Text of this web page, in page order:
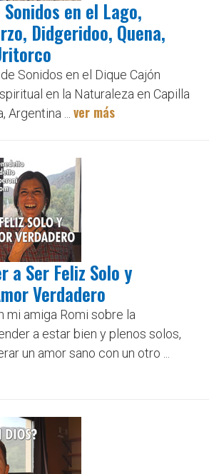
en el Lago,
Didgeridoo, Quena,
Sonidos en el Dique Cajón
en la Naturaleza en Capilla
... ver más
a Ser Feliz Solo y
Verdadero
mi amiga Romi sobre la
a estar bien y plenos solos,
un amor sano con un otro ...